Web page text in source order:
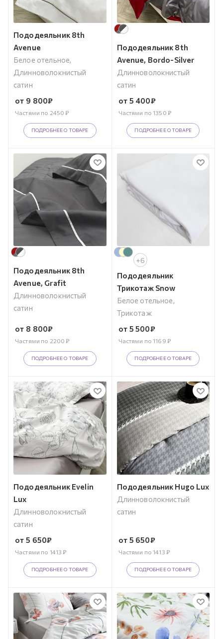
Пододеяльник 8th
Avenue
Белое отельное,
Длинноволокнистый
сатин
от 9 800₽
Частями по 2450 ₽
ПОДРОБНЕЕ О ТОВАРЕ
Пододеяльник 8th
Avenue, Bordo-Silver
Длинноволокнистый
сатин
от 5 400₽
Частями по1350 ₽
ПОДРОБНЕЕ О ТОВАРЕ
Пододеяльник 8th
Avenue, Grafit
Длинноволокнистый
сатин
от 8 800₽
Частями по 2200 ₽
ПОДРОБНЕЕ О ТОВАРЕ
+6
Пододеяльник
Трикотаж Snow
Белое отельное,
Трикотаж
от 5 500₽
Частями по1169 ₽
ПОДРОБНЕЕ О ТОВАРЕ
Пододеяльник Evelin
Lux
Длинноволокнистый
сатин
от 5 650₽
Частями по 1413 ₽
ПОДРОБНЕЕ О ТОВАРЕ
Пододеяльник Hugo Lux
Длинноволокнистый
сатин
от 5 650₽
Частями по1413 ₽
ПОДРОБНЕЕ О ТОВАРЕ